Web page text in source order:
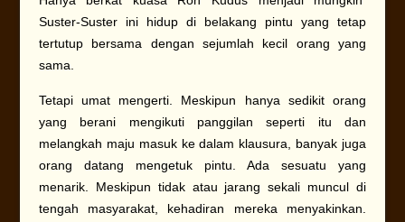
Suster-Suster ini hidup di belakang pintu yang tetap
tertutup bersama dengan sejumlah kecil orang yang
sama.
Tetapi umat mengerti. Meskipun hanya sedikit orang
yang berani mengikuti panggilan seperti itu dan
melangkah maju masuk ke dalam klausura, banyak juga
orang datang mengetuk pintu. Ada sesuatu yang
menarik. Meskipun tidak atau jarang sekali muncul di
tengah masyarakat, kehadiran mereka menyakinkan.